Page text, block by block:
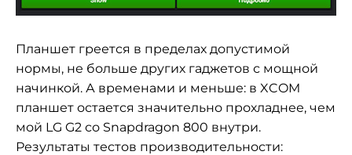
Планшет греется в пределах допустимой
нормы, не больше других гаджетов с мощной
начинкой. А временами и меньше: в XCOM
планшет остается значительно прохладнее, чем
мой LG G2 со Snapdragon 800 внутри.
Результаты тестов производительности: